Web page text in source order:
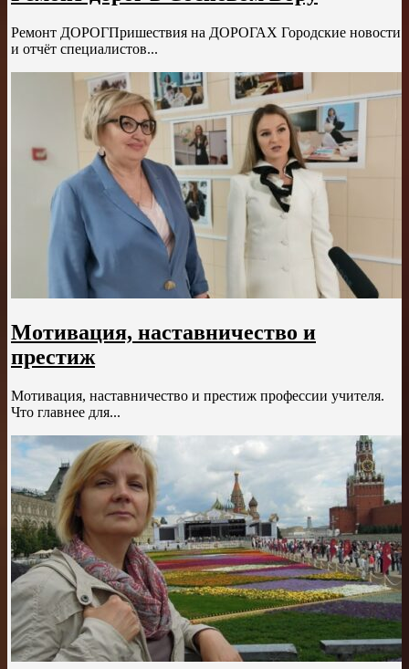
Ремонт ДОРОГПришествия на ДОРОГАХ Городские новости
и отчёт специалистов...
Мотивация, наставничество и
престиж
Мотивация, наставничество и престиж профессии учителя.
Что главнее для...